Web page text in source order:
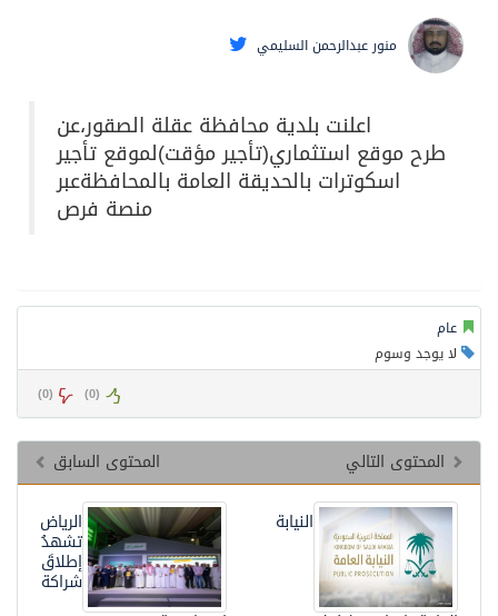
منور عبدالرحمن السليمي
اعلنت بلدية محافظة عقلة الصقور،عن
طرحموقع استثماري(تأجيرمؤقت)لموقع تأجير
اسكوترات بالحديقة العامة بالمحافظةعبر
منصة فرص
عام
لا يوجد وسوم
(
0
) (
0
)
المحتوى السابق
المحتوى التالي
الرياض
تشهدُ
إطلاقَ
شراكة
النيابة